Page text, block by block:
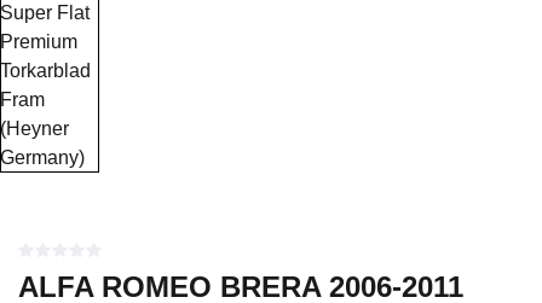
ALFA ROMEO BRERA 2006-2011